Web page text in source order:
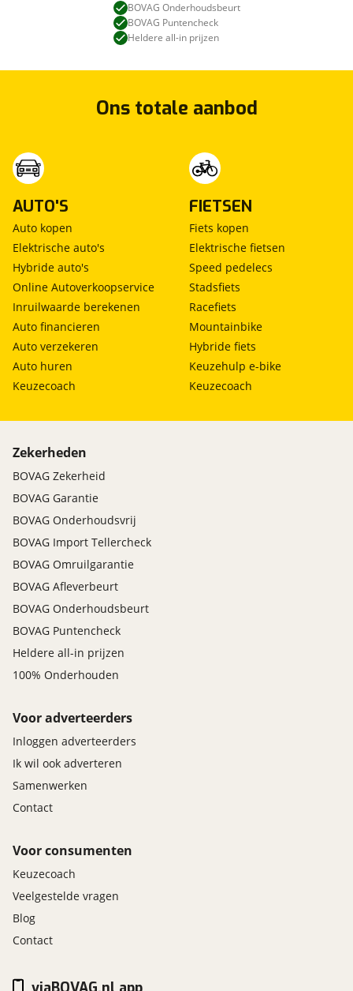
BOVAG Onderhoudsbeurt
BOVAG Puntencheck
Heldere all-in prijzen
Ons totale aanbod
AUTO'S
Auto kopen
Elektrische auto's
Hybride auto's
Online Autoverkoopservice
Inruilwaarde berekenen
Auto financieren
Auto verzekeren
Auto huren
Keuzecoach
FIETSEN
Fiets kopen
Elektrische fietsen
Speed pedelecs
Stadsfiets
Racefiets
Mountainbike
Hybride fiets
Keuzehulp e-bike
Keuzecoach
Zekerheden
BOVAG Zekerheid
BOVAG Garantie
BOVAG Onderhoudsvrij
BOVAG Import Tellercheck
BOVAG Omruilgarantie
BOVAG Afleverbeurt
BOVAG Onderhoudsbeurt
BOVAG Puntencheck
Heldere all-in prijzen
100% Onderhouden
Voor adverteerders
Inloggen adverteerders
Ik wil ook adverteren
Samenwerken
Contact
Voor consumenten
Keuzecoach
Veelgestelde vragen
Blog
Contact